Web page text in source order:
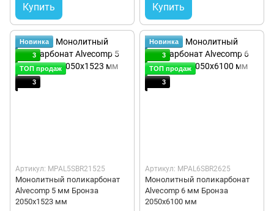
Купить Купить
Новинка
3
ТОП продаж
3
Артикул: MPAL5SBR21525
Монолитный поликарбонат
Alvecomp 5 мм Бронза
2050х1523 мм
Новинка
3
ТОП продаж
3
Артикул: MPAL6SBR2625
Монолитный поликарбонат
Alvecomp 6 мм Бронза
2050х6100 мм